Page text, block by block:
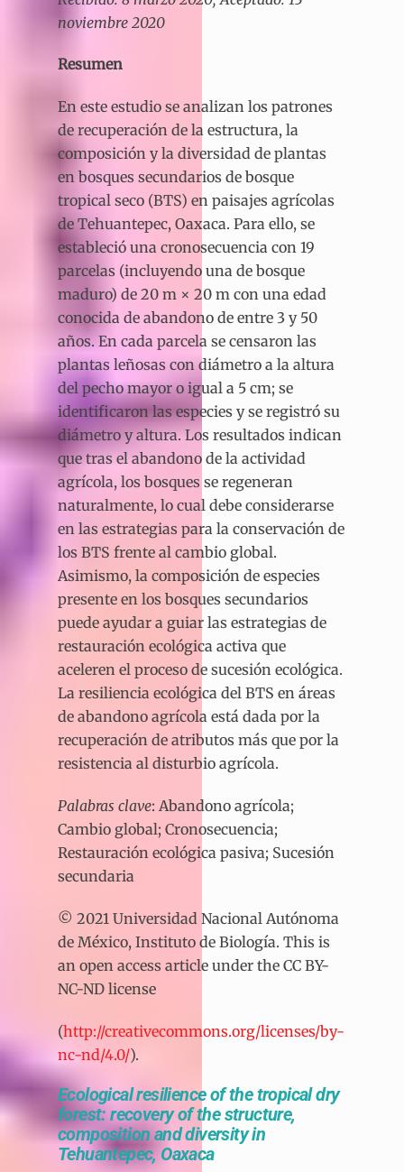
noviembre 2020
Resumen
En este estudio se analizan los patrones
de recuperación de la estructura, la
composición y la diversidad de plantas
en bosques secundarios de bosque
tropical seco (BTS) en paisajes agrícolas
de Tehuantepec, Oaxaca. Para ello, se
estableció una cronosecuencia con 19
parcelas (incluyendo una de bosque
maduro) de 20 m × 20 m con una edad
conocida de abandono de entre 3 y 50
años. En cada parcela se censaron las
plantas leñosas con diámetro a la altura
del pecho mayor o igual a 5 cm; se
identificaron las especies y se registró su
diámetro y altura. Los resultados indican
que tras el abandono de la actividad
agrícola, los bosques se regeneran
naturalmente, lo cual debe considerarse
en las estrategias para la conservación de
los BTS frente al cambio global.
Asimismo, la composición de especies
presente en los bosques secundarios
puede ayudar a guiar las estrategias de
restauración ecológica activa que
aceleren el proceso de sucesión ecológica.
La resiliencia ecológica del BTS en áreas
de abandono agrícola está dada por la
recuperación de atributos más que por la
resistencia al disturbio agrícola.
Palabras clave: Abandono agrícola;
Cambio global; Cronosecuencia;
Restauración ecológica pasiva; Sucesión
secundaria
© 2021 Universidad Nacional Autónoma
de México, Instituto de Biología. This is
an open access article under the CC BY-
NC-ND license
(http://creativecommons.org/licenses/by-
nc-nd/4.0/).
Ecological resilience of the tropical dry
forest: recovery of the structure,
composition and diversity in
Tehuantepec, Oaxaca